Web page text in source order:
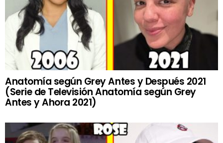
Anatomía según Grey Antes y Después 2021
(Serie de Televisión Anatomía según Grey
Antes y Ahora 2021)